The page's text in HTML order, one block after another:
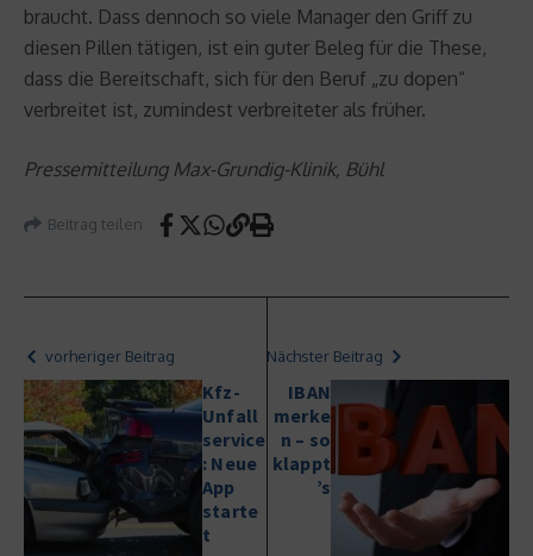
braucht. Dass dennoch so viele Manager den Griff zu
diesen Pillen tätigen, ist ein guter Beleg für die These,
dass die Bereitschaft, sich für den Beruf „zu dopen“
verbreitet ist, zumindest verbreiteter als früher.
Pressemitteilung Max-Grundig-Klinik, Bühl
Beitrag teilen
vorheriger Beitrag
Kfz-
Unfall
service
: Neue
App
starte
t
Nächster Beitrag
IBAN
merke
n – so
klappt
’s